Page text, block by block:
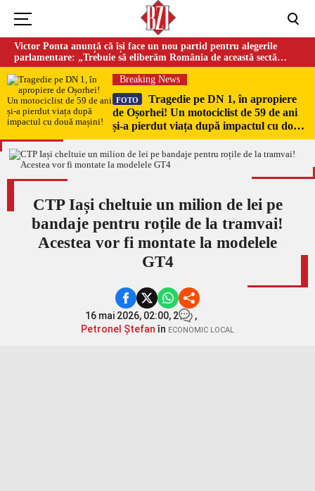
Victor Ponta anunță că își face un nou partid pentru alegerile
parlamentare: „Trebuie să eliberăm România de această sectă
globalistă”
Breaking News
FOTO
Tragedie pe DN 1, în apropiere
de Oșorhei! Un motociclist de 59 de ani
și-a pierdut viața după impactul cu două
mașini!
CTP Iași cheltuie un milion de lei pe
bandaje pentru roțile de la tramvai!
Acestea vor fi montate la modelele
GT4
16 mai 2026, 02:00, 2
,
Petronel Ștefanîn ECONOMIC LOCAL